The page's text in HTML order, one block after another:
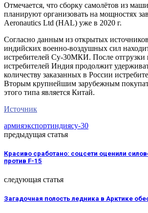
Отмечается, что сборку самолётов из
планируют организовать на мощностях
Aeronautics Ltd (HAL) уже в 2020 г.
Согласно данным из открытых
индийских военно-воздушных сил
истребителей Су-30МКИ. После отгрузки
истребителей Индия продолжит
количеству заказанных в России
Вторым крупнейшим зарубежным
этого типа является Китай.
Источник
армияэкспортиндиясу-30
предыдущая статья
Красиво сработано: соцсети оценили
против F-15
следующая статья
Загадочная полость ледника в Арктике